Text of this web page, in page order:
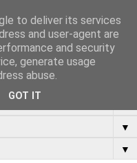
▼
▼
to deliver its services
and user-agent are
and security
generate usage
abuse.
GOT IT